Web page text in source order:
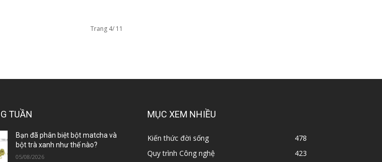
Trang 4/ 11
TUẦN
Bạn đã phân biệt bột matcha và
bột trà xanh như thế nào?
05/08/2026
MỤC XEM NHIỀU
Kiến thức đời sống
478
Quy trình Công nghệ
423